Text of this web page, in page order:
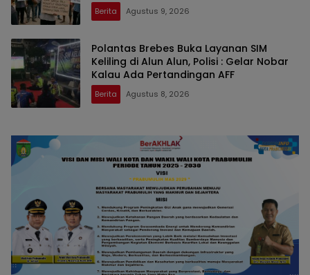
Berita Agustus 9, 2026
Polantas Brebes Buka Layanan SIM
Keliling di Alun Alun, Polisi : Gelar Nobar
Kalau Ada Pertandingan AFF
Berita Agustus 8, 2026